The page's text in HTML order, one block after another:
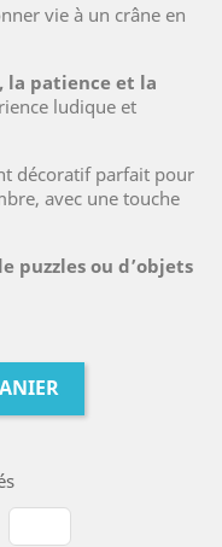
vie à un crâne en
la patience et la
ludique et
décoratif parfait pour
avec une touche
puzzles ou d’objets